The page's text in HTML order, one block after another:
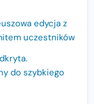
edycja z
uczestników
do szybkiego